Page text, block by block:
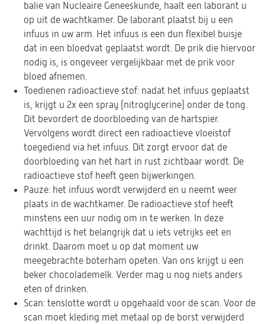
balie van Nucleaire Geneeskunde, haalt een laborant u
op uit de wachtkamer. De laborant plaatst bij u een
infuus in uw arm. Het infuus is een dun flexibel buisje
dat in een bloedvat geplaatst wordt. De prik die hiervoor
nodig is, is ongeveer vergelijkbaar met de prik voor
bloed afnemen.
Toedienen radioactieve stof: nadat het infuus geplaatst
is, krijgt u 2x een spray (nitroglycerine) onder de tong.
Dit bevordert de doorbloeding van de hartspier.
Vervolgens wordt direct een radioactieve vloeistof
toegediend via het infuus. Dit zorgt ervoor dat de
doorbloeding van het hart in rust zichtbaar wordt. De
radioactieve stof heeft geen bijwerkingen.
Pauze: het infuus wordt verwijderd en u neemt weer
plaats in de wachtkamer. De radioactieve stof heeft
minstens een uur nodig om in te werken. In deze
wachttijd is het belangrijk dat u iets vetrijks eet en
drinkt. Daarom moet u op dat moment uw
meegebrachte boterham opeten. Van ons krijgt u een
beker chocolademelk. Verder mag u nog niets anders
eten of drinken.
Scan: tenslotte wordt u opgehaald voor de scan. Voor de
scan moet kleding met metaal op de borst verwijderd